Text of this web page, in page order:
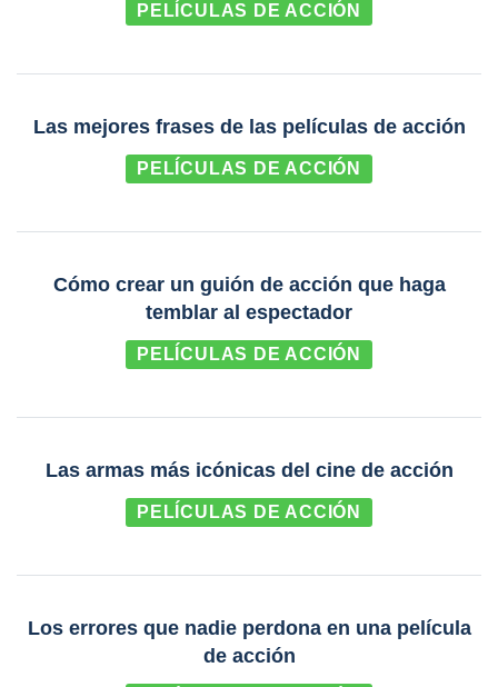
PELÍCULAS DE ACCIÓN
Las mejores frases de las películas de acción
PELÍCULAS DE ACCIÓN
Cómo crear un guión de acción que haga
temblar al espectador
PELÍCULAS DE ACCIÓN
Las armas más icónicas del cine de acción
PELÍCULAS DE ACCIÓN
Los errores que nadie perdona en una película
de acción